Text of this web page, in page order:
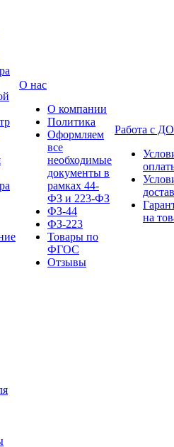
О нас
О компании
Политика
Оформляем
все
необходимые
документы в
рамках 44-
ФЗ и 223-ФЗ
ФЗ-44
ФЗ-223
Товары по
ФГОС
Отзывы
Работа с
на